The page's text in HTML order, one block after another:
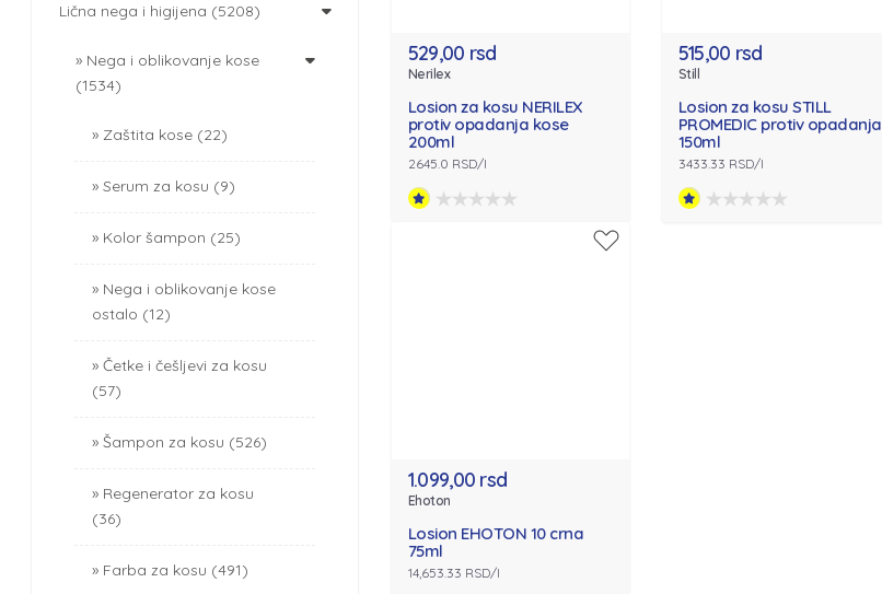
Lična nega i higijena (5208)
Nega i oblikovanje kose
(1534)
Zaštita kose (22)
Serum za kosu (9)
Kolor šampon (25)
Nega i oblikovanje kose
ostalo (12)
Četke i češljevi za kosu
(57)
Šampon za kosu (526)
Regenerator za kosu
(36)
Farba za kosu (491)
529,00 rsd
Nerilex
Losion za kosu NERILEX
protiv opadanja kose
200ml
2645.0 RSD/l
515,00 rsd
Still
Losion za kosu STILL
PROMEDIC protiv opadanja
150ml
3433.33 RSD/l
1.099,00 rsd
Ehoton
Losion EHOTON 10 crna
75ml
14,653.33 RSD/l